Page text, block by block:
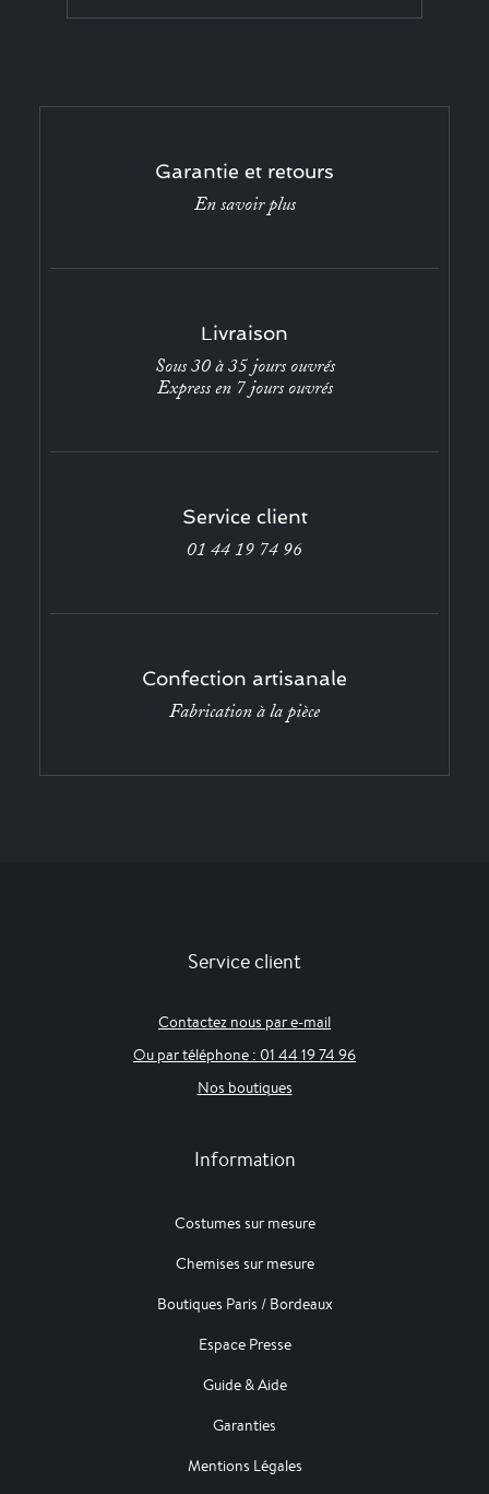
Garantie et retours
En savoir plus
Livraison
Sous 30 à 35 jours ouvrés
Express en 7 jours ouvrés
Service client
01 44 19 74 96
Confection artisanale
Fabrication à la pièce
Service client
Contactez nous par e-mail
Ou par téléphone : 01 44 19 74 96
Nos boutiques
Information
Costumes sur mesure
Chemises sur mesure
Boutiques Paris / Bordeaux
Espace Presse
Guide & Aide
Garanties
Mentions Légales